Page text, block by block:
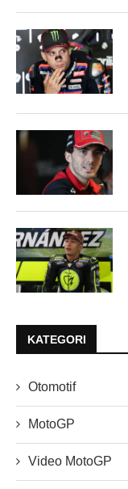
KATEGORI
Otomotif
MotoGP
Video MotoGP